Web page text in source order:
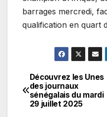
barrages mercredi,
qualification en quart
Navigation
de
Découvrez les Unes
des journaux
sénégalais du mardi
29 juillet 2025